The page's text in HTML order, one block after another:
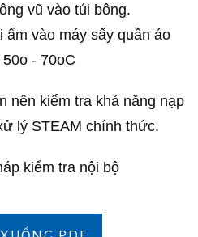
vũ vào túi bông.
ẩm vào máy sấy quần áo
- 70oC
nên kiểm tra khả năng nạp
lý STEAM chính thức.
kiểm tra nội bộ